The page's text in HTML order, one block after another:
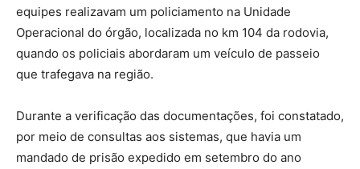
equipes realizavam um policiamento na Unidade
Operacional do órgão, localizada no km 104 da rodovia,
quando os policiais abordaram um veículo de passeio
que trafegava na região.
Durante a verificação das documentações, foi constatado,
por meio de consultas aos sistemas, que havia um
mandado de prisão expedido em setembro do ano